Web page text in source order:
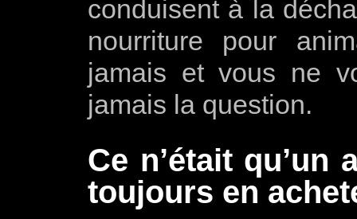
conduisent à la
nourriture pour
jamais et vous ne
jamais la question.
Ce n’était qu’un
toujours en